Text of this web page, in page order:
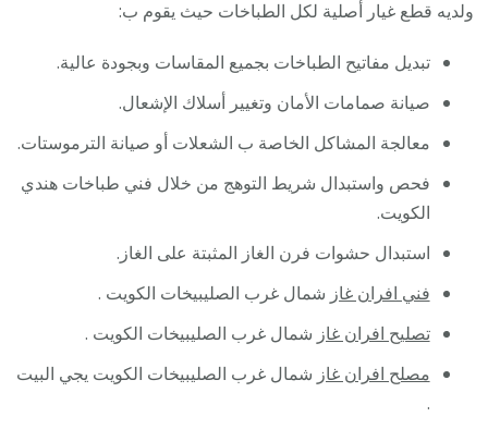
ولديه قطع غيار أصلية لكل الطباخات حيث يقوم ب:
تبديل مفاتيح الطباخات بجميع المقاسات وبجودة عالية.
صيانة صمامات الأمان وتغيير أسلاك الإشعال.
معالجة المشاكل الخاصة ب الشعلات أو صيانة الترموستات.
فحص واستبدال شريط التوهج من خلال فني طباخات هندي
الكويت.
استبدال حشوات فرن الغاز المثبتة على الغاز.
فني افران غاز شمال غرب الصليبيخات الكويت .
تصليح افران غاز شمال غرب الصليبيخات الكويت .
مصلح افران غاز شمال غرب الصليبيخات الكويت يجي البيت
.